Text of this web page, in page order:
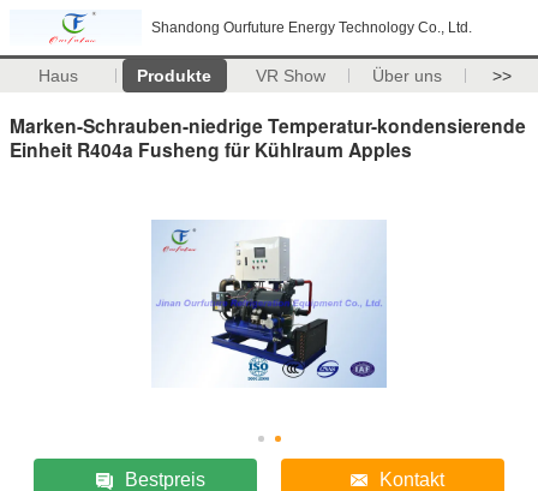
Shandong Ourfuture Energy Technology Co., Ltd.
Haus Produkte VR Show Über uns >>
Marken-Schrauben-niedrige Temperatur-kondensierende
Einheit R404a Fusheng für Kühlraum Apples
Bestpreis Kontakt